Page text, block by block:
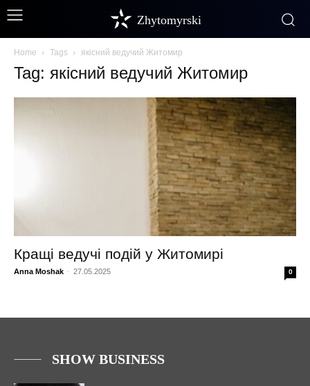
Zhytomyrski
Home Tags якісний ведучий Житомир
Tag: якісний ведучий Житомир
Кращі ведучі подій у Житомирі
Anna Moshak - 27.05.2025 0
SHOW BUSINESS